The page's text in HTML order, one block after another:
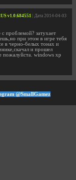
v1.0.684551 | Дата 2014-04-03
с проблемой? затухает
при этом в игре тебя
в черно-белых тонах и
и прошел
пожалуйста. windows xp
@SmallGamez